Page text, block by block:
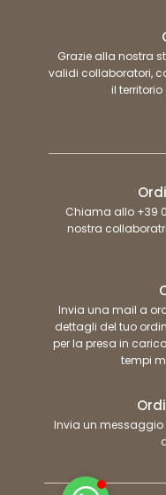
Grazie alla nostra
validi collaboratori,
il
Chiama allo +39
nostra
Invia una mail a
dettagli del tuo
per la presa in
tempi
Invia un messaggio